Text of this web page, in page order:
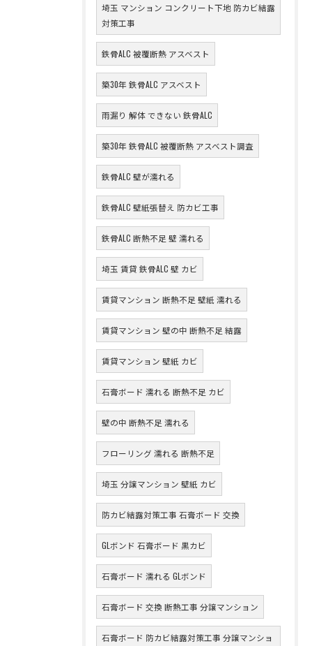
埼玉 マンション コンクリート下地 防カビ結露
対策工事
鉄骨ALC 被覆断熱 アスベスト
築30年 鉄骨ALC アスベスト
雨漏り 解体 できない 鉄骨ALC
築30年 鉄骨ALC 被覆断熱 アスベスト調査
鉄骨ALC 壁が濡れる
鉄骨ALC 壁紙張替え 防カビ工事
鉄骨ALC 断熱不足 壁 濡れる
埼玉 賃貸 鉄骨ALC 壁 カビ
賃貸マンション 断熱不足 壁紙 濡れる
賃貸マンション 壁の中 断熱不足 結露
賃貸マンション 壁紙 カビ
石膏ボード 濡れる 断熱不足 カビ
壁の中 断熱不足 濡れる
フローリング 濡れる 断熱不足
埼玉 分譲マンション 壁紙 カビ
防カビ結露対策工事 石膏ボード 交換
GLボンド 石膏ボード 黒カビ
石膏ボード 濡れる GLボンド
石膏ボード 交換 断熱工事 分譲マンション
石膏ボード 防カビ結露対策工事 分譲マンショ